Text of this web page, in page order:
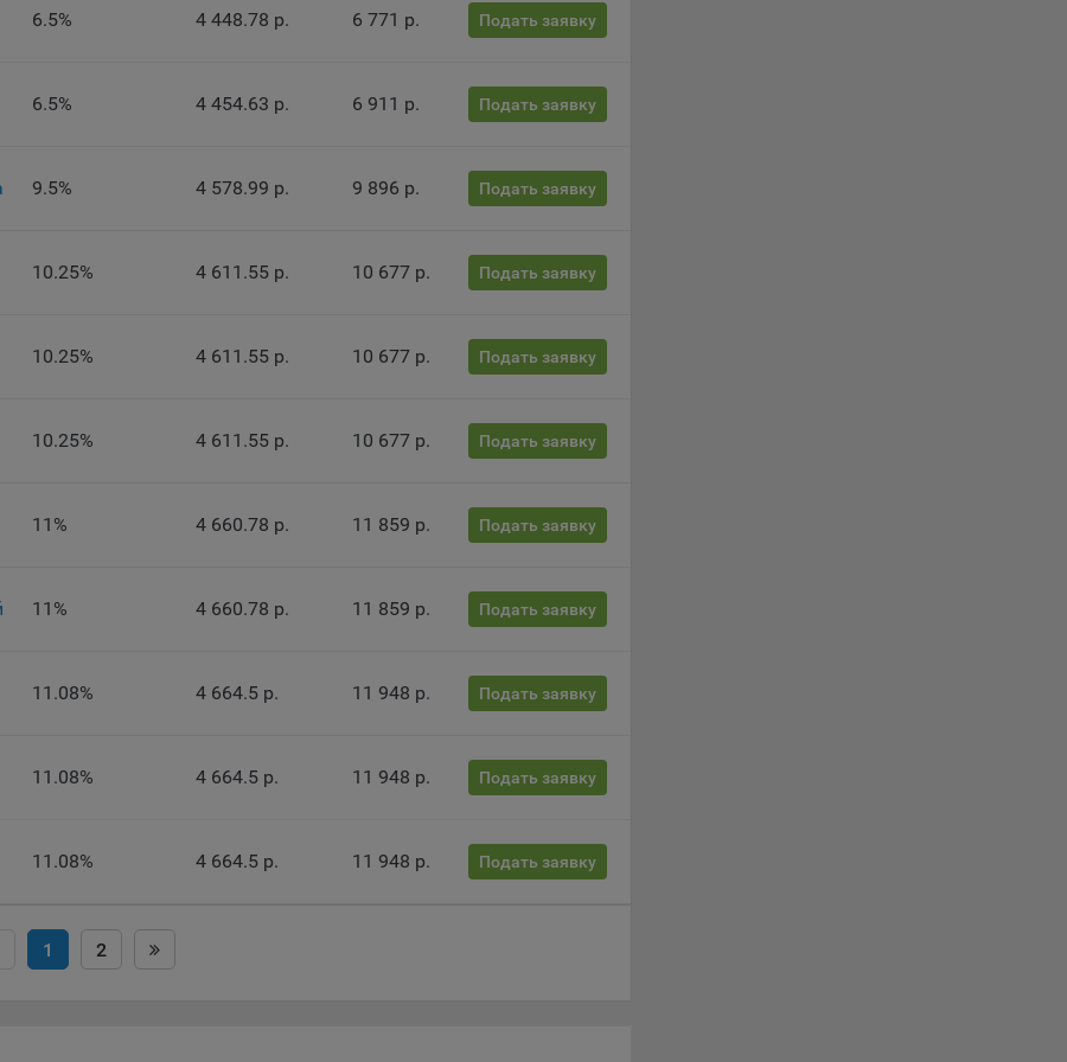
чтобы ограничить хранимый на компьютере объем информации и
удалять сессионные файлы cookie. Кроме того, субъект
о параметрах управления можно ознакомиться, перейдя по внешним
в части использования файлов сookie, на электронную почту
страницы и принимать меры по совершенствованию работы
куки позволяют определять предпочтения пользователей сайта.
Метрика – сервис веб-аналитики, предоставляемый ООО «Яндекс».
г. Москва, ул. Льва Толстого, д. 16, 119021.
Политика
Analytics – сервис веб-аналитики, предоставляемый компанией Google,
Адрес: Google, Google Data Protection Office, 1600 Amphitheatre Pkwy,
— это система веб-аналитики, которая позволяет следит за
сервисов, предоставляемых myfin.by.
6.5% 4 448.78 р. 6 771 р. Подать заявку
6.5% 4 454.63 р. 6 911 р. Подать заявку
9.5% 4 578.99 р. 9 896 р. Подать заявку
10.25% 4 611.55 р. 10 677 р. Подать заявку
10.25% 4 611.55 р. 10 677 р. Подать заявку
10.25% 4 611.55 р. 10 677 р. Подать заявку
11% 4 660.78 р. 11 859 р. Подать заявку
11% 4 660.78 р. 11 859 р. Подать заявку
11.08% 4 664.5 р. 11 948 р. Подать заявку
11.08% 4 664.5 р. 11 948 р. Подать заявку
11.08% 4 664.5 р. 11 948 р. Подать заявку
1 2